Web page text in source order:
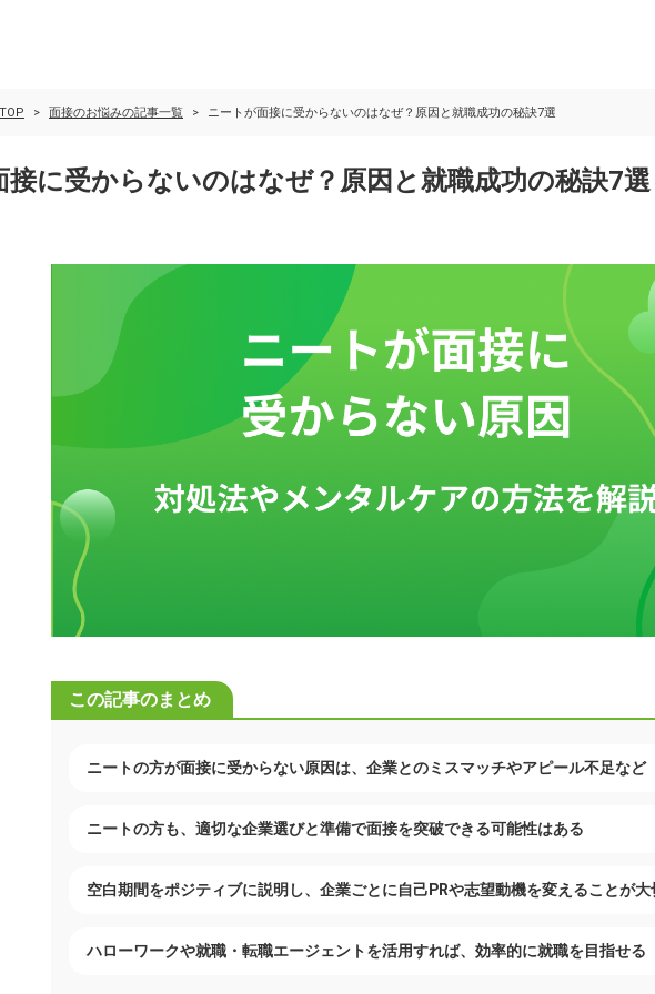
面接のお悩みの記事一覧 ニートが面接に受からないのはなぜ？原因と就職成功の秘訣7選
接に受からないのはなぜ？原因と就職成功の秘訣7選
この記事のまとめ
ニートの方が面接に受からない原因は、企業とのミスマッチやアピール不足など
ニートの方も、適切な企業選びと準備で面接を突破できる可能性はある
空白期間をポジティブに説明し、企業ごとに自己PRや志望動機を変えることが大
ハローワークや就職・転職エージェントを活用すれば、効率的に就職を目指せる